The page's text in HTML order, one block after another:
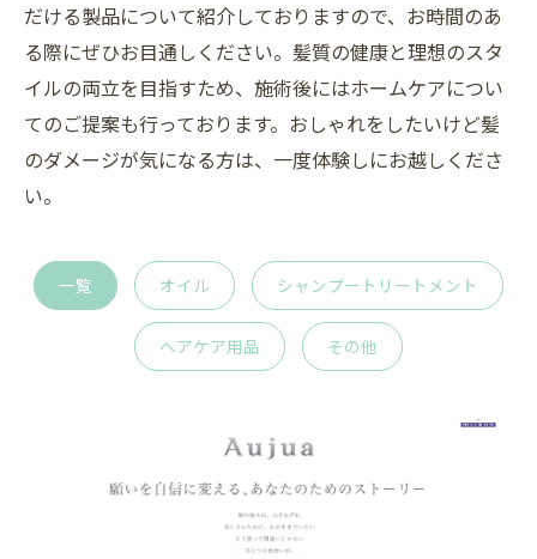
だける製品について紹介しておりますので、お時間のあ
る際にぜひお目通しください。髪質の健康と理想のスタ
イルの両立を目指すため、施術後にはホームケアについ
てのご提案も行っております。おしゃれをしたいけど髪
のダメージが気になる方は、一度体験しにお越しくださ
い。
一覧 オイル シャンプートリートメント
ヘアケア用品 その他